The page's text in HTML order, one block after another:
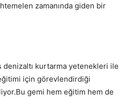
zamanında giden bir
denizaltı kurtarma yetenekleri ile
için görevlendirdiği
gemi hem eğitim hem de